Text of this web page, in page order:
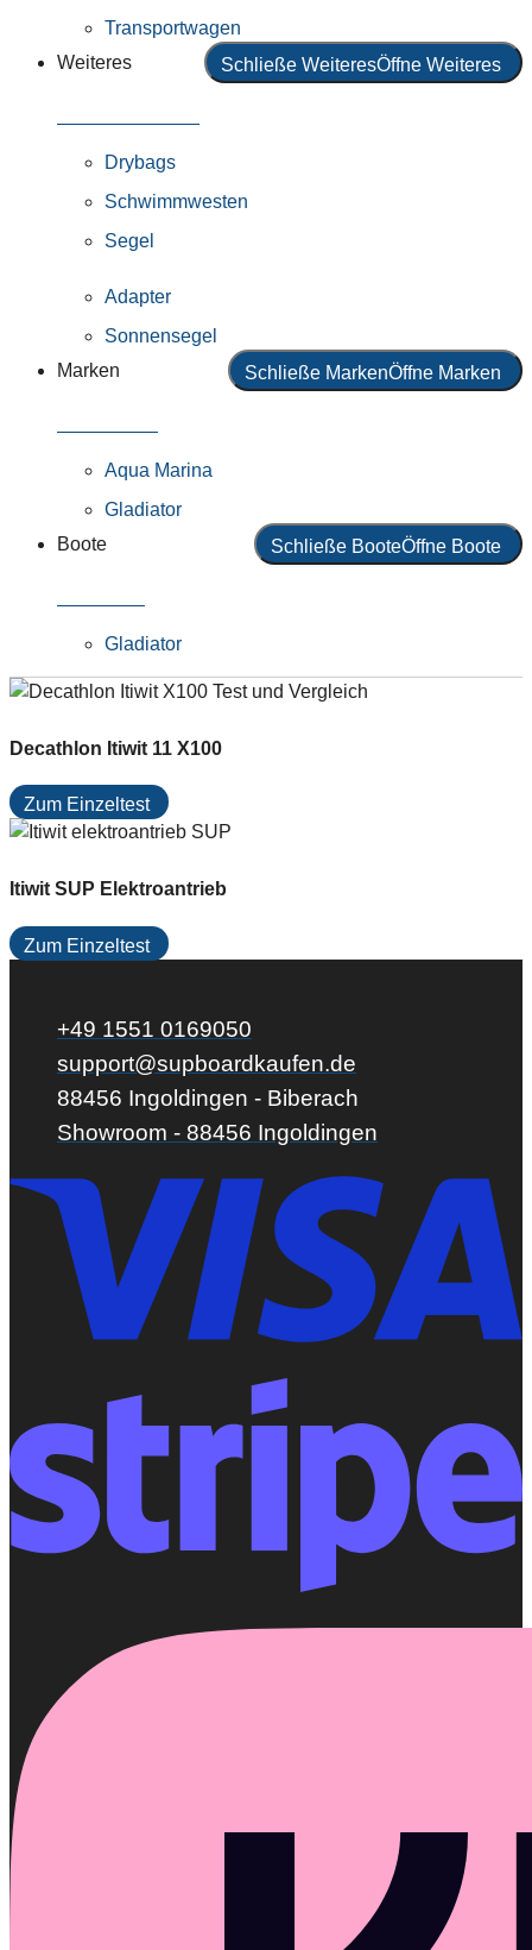
Transportwagen
Weiteres
Schließe WeiteresÖffne Weiteres
Drybags
Schwimmwesten
Segel
Adapter
Sonnensegel
Marken
Schließe MarkenÖffne Marken
Aqua Marina
Gladiator
Boote
Schließe BooteÖffne Boote
Gladiator
Decathlon Itiwit 11 X100
Zum Einzeltest
Itiwit SUP Elektroantrieb
Zum Einzeltest
+49 1551 0169050
support@supboardkaufen.de
88456 Ingoldingen - Biberach
Showroom - 88456 Ingoldingen